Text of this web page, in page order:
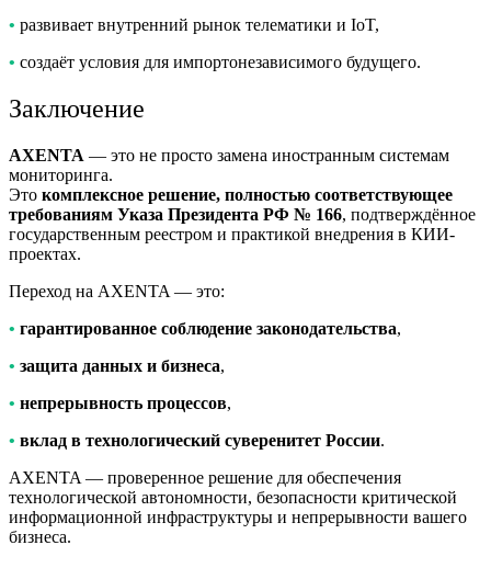
• развивает внутренний рынок телематики и IoT,
• создаёт условия для импортонезависимого будущего.
Заключение
AXENTA — это не просто замена иностранным системам
мониторинга.
Это комплексное решение, полностью соответствующее
требованиям Указа Президента РФ № 166, подтверждённое
государственным реестром и практикой внедрения в КИИ-
проектах.
Переход на AXENTA — это:
• гарантированное соблюдение законодательства,
• защита данных и бизнеса,
• непрерывность процессов,
• вклад в технологический суверенитет России.
AXENTA — проверенное решение для обеспечения
технологической автономности, безопасности критической
информационной инфраструктуры и непрерывности вашего
бизнеса.